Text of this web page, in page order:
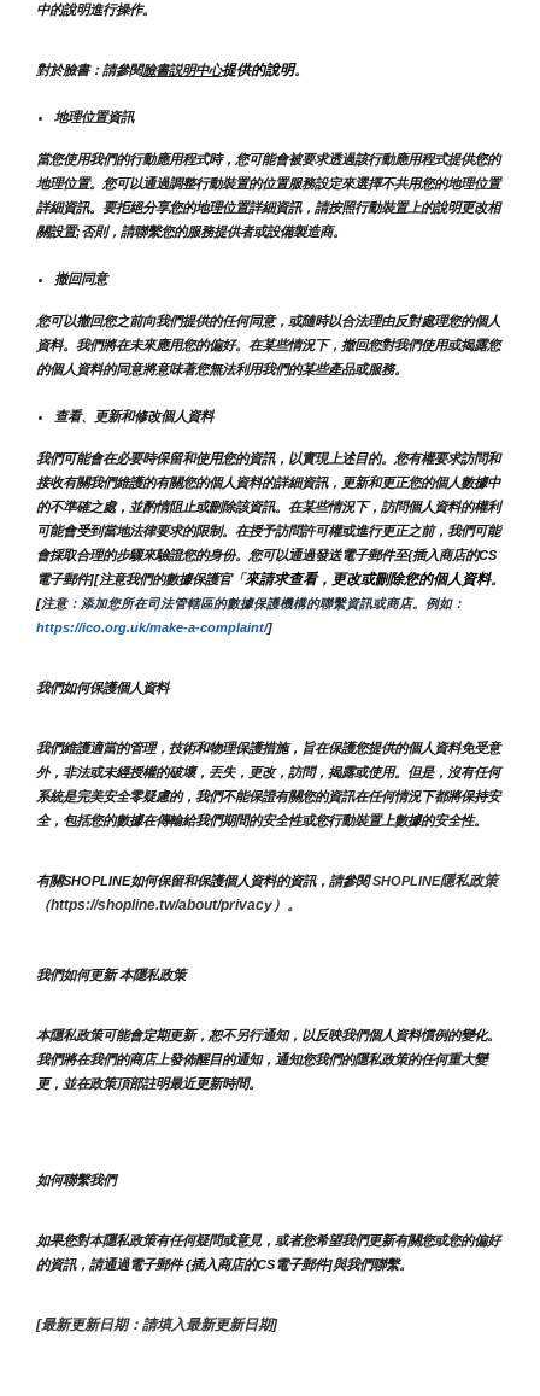
中的說明進行操作。
對於臉書：請參閱臉書説明中心提供的說明。
地理位置資訊
當您使用我們的行動應用程式時，您可能會被要求透過該行動應用程式提供您的
地理位置。您可以通過調整行動裝置的位置服務設定來選擇不共用您的地理位置
詳細資訊。要拒絕分享您的地理位置詳細資訊，請按照行動裝置上的說明更改相
關設置;否則，請聯繫您的服務提供者或設備製造商。
撤回同意
您可以撤回您之前向我們提供的任何同意，或隨時以合法理由反對處理您的個人
資料。我們將在未來應用您的偏好。在某些情況下，撤回您對我們使用或揭露您
的個人資料的同意將意味著您無法利用我們的某些產品或服務。
查看、更新和修改個人資料
我們可能會在必要時保留和使用您的資訊，以實現上述目的。您有權要求訪問和
接收有關我們維護的有關您的個人資料的詳細資訊，更新和更正您的個人數據中
的不準確之處，並酌情阻止或刪除該資訊。在某些情況下，訪問個人資料的權利
可能會受到當地法律要求的限制。在授予訪問許可權或進行更正之前，我們可能
會採取合理的步驟來驗證您的身份。您可以通過發送電子郵件至{插入商店的CS
電子郵件][注意我們的數據保護官「來請求查看，更改或刪除您的個人資料。
[注意：添加您所在司法管轄區的數據保護機構的聯繫資訊或商店。例如：
https://ico.org.uk/make-a-complaint/]
我們如何保護個人資料
我們維護適當的管理，技術和物理保護措施，旨在保護您提供的個人資料免受意
外，非法或未經授權的破壞，丟失，更改，訪問，揭露或使用。但是，沒有任何
系統是完美安全零疑慮的，我們不能保證有關您的資訊在任何情況下都將保持安
全，包括您的數據在傳輸給我們期間的安全性或您行動裝置上數據的安全性。
有關SHOPLINE如何保留和保護個人資料的資訊，請參閱 SHOPLINE隱私政策
（https://shopline.tw/about/privacy）。
我們如何更新 本隱私政策
本隱私政策可能會定期更新，恕不另行通知，以反映我們個人資料慣例的變化。
我們將在我們的商店上發佈醒目的通知，通知您我們的隱私政策的任何重大變
更，並在政策頂部註明最近更新時間。
如何聯繫我們
如果您對本隱私政策有任何疑問或意見，或者您希望我們更新有關您或您的偏好
的資訊，請通過電子郵件 {插入商店的CS電子郵件]與我們聯繫。
[最新更新日期：請填入最新更新日期]